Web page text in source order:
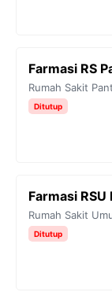
Farmasi RS
Rumah Sakit
Ditutup
Farmasi
Rumah Sakit
Ditutup